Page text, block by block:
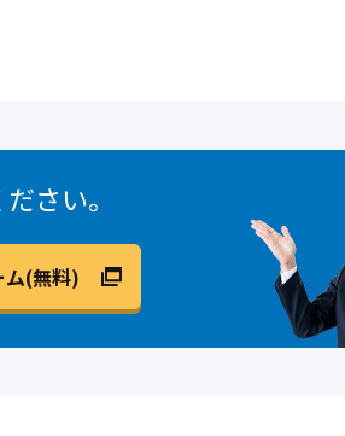
さい。
ム(無料)